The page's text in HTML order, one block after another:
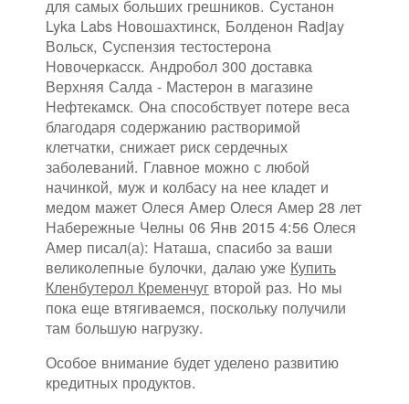
для самых больших грешников. Сустанон
Lyka Labs Новошахтинск, Болденон Radjay
Вольск, Суспензия тестостерона
Новочеркасск. Андробол 300 доставка
Верхняя Салда - Мастерон в магазине
Нефтекамск. Она способствует потере веса
благодаря содержанию растворимой
клетчатки, снижает риск сердечных
заболеваний. Главное можно с любой
начинкой, муж и колбасу на нее кладет и
медом мажет Олеся Амер Олеся Амер 28 лет
Набережные Челны 06 Янв 2015 4:56 Олеся
Амер писал(а): Наташа, спасибо за ваши
великолепные булочки, далаю уже Купить
Кленбутерол Кременчуг второй раз. Но мы
пока еще втягиваемся, поскольку получили
там большую нагрузку.
Особое внимание будет уделено развитию
кредитных продуктов.